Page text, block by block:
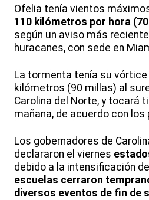
Ofelia tenía vientos
110 kilómetros por hora
según un aviso más
huracanes, con sede en
La tormenta tenía su vórtice
kilómetros (90 millas) al
Carolina del Norte, y tocará
mañana, de acuerdo con
Los gobernadores de
declararon el viernes
debido a la intensificación
escuelas cerraron
diversos eventos de fin de